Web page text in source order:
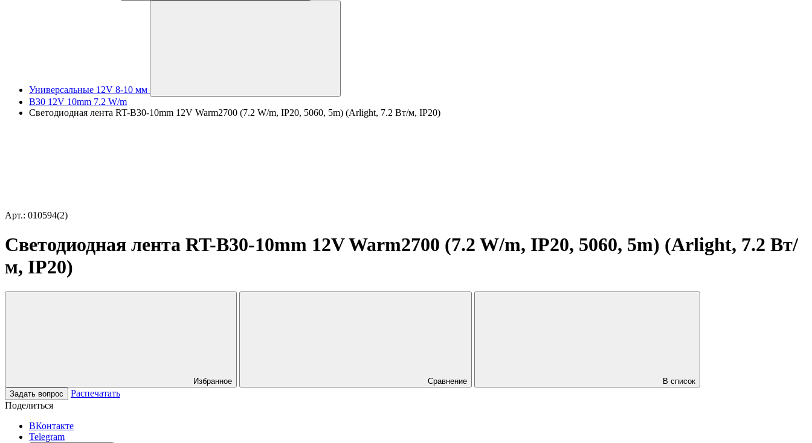
Универсальные 12V 8-10 мм
B30 12V 10mm 7.2 W/m
Светодиодная лента RT-B30-10mm 12V Warm2700 (7.2 W/m, IP20, 5060, 5m) (Arlight, 7.2 Вт/м, IP20)
Арт.: 010594(2)
Светодиодная лента RT-B30-10mm 12V Warm2700 (7.2 W/m, IP20, 5060, 5m) (Arlight, 7.2 Вт/
м, IP20)
Избранное Сравнение
В список
Задать вопрос
Распечатать
Поделиться
ВКонтакте
Telegram